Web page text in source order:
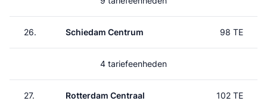
26. Schiedam Centrum 98 TE
4 tariefeenheden
27. Rotterdam Centraal 102 TE